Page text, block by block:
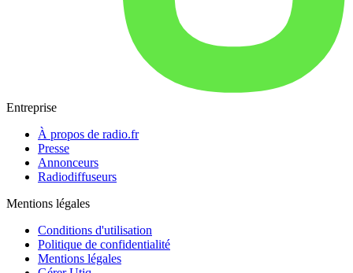
Entreprise
À propos de radio.fr
Presse
Annonceurs
Radiodiffuseurs
Mentions légales
Conditions d'utilisation
Politique de confidentialité
Mentions légales